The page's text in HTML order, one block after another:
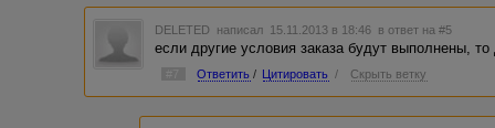
DELETED написал 15.11.2013 в 18:46 в ответ на #5
если другие условия заказа будут выполнены, то
Ответить / Цитировать / Скрыть ветку